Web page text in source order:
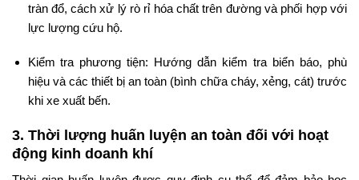
tràn đổ, cách xử lý rò rỉ hóa chất trên đường và phối hợp với
lực lượng cứu hộ.
Kiểm tra phương tiện: Hướng dẫn kiểm tra biển báo, phù
hiệu và các thiết bị an toàn (bình chữa cháy, xẻng, cát) trước
khi xe xuất bến.
3. Thời lượng huấn luyện an toàn đối với hoạt
động kinh doanh khí